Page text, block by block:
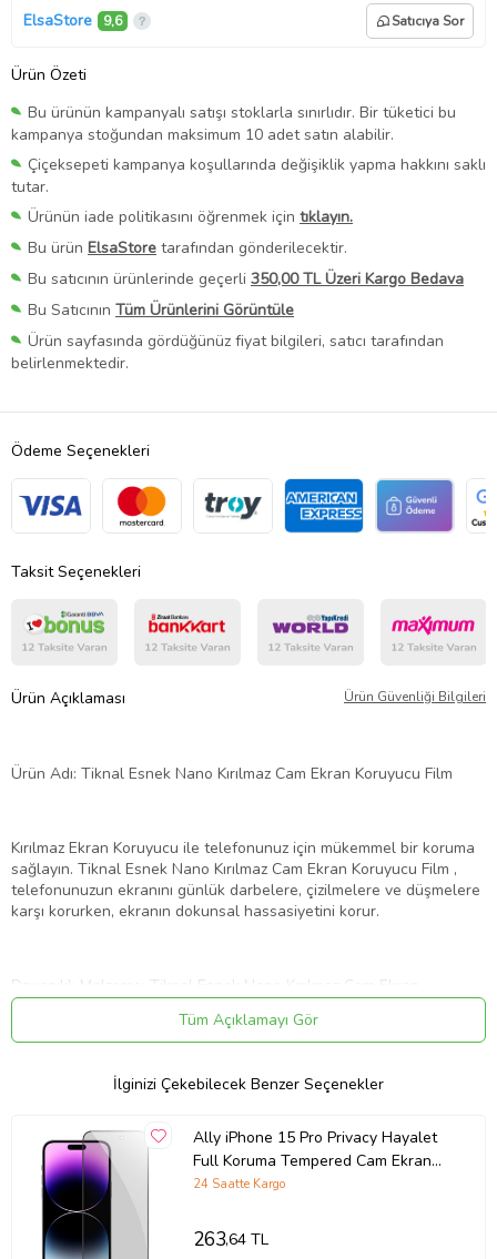
ElsaStore 9,6 Satıcıya Sor
Ürün Özeti
Bu ürünün kampanyalı satışı stoklarla sınırlıdır. Bir tüketici bu
kampanya stoğundan maksimum 10 adet satın alabilir.
Çiçeksepeti kampanya koşullarında değişiklik yapma hakkını saklı
tutar.
Ürünün iade politikasını öğrenmek için tıklayın.
Bu ürün ElsaStore tarafından gönderilecektir.
Bu satıcının ürünlerinde geçerli 350,00 TL Üzeri Kargo Bedava
Bu Satıcının Tüm Ürünlerini Görüntüle
Ürün sayfasında gördüğünüz fiyat bilgileri, satıcı tarafından
belirlenmektedir.
Ödeme Seçenekleri
Taksit Seçenekleri
Ürün Açıklaması Ürün Güvenliği Bilgileri
Ürün Adı: Tiknal Esnek Nano Kırılmaz Cam Ekran Koruyucu Film
Kırılmaz Ekran Koruyucu ile telefonunuz için mükemmel bir koruma
sağlayın. Tiknal Esnek Nano Kırılmaz Cam Ekran Koruyucu Film ,
telefonunuzun ekranını günlük darbelere, çizilmelere ve düşmelere
karşı korurken, ekranın dokunsal hassasiyetini korur.
Dayanıklı Malzeme: Tiknal Esnek Nano Kırılmaz Cam Ekran
Koruyucu Film , son teknoloji ile üretilmiştir. Bu özel malzeme,
ekranınızı her türlü darbeye karşı korur ve çizilmez bir yüzey sunar.
telefonunuzun köşelerine gelen darbelerden bile ekranınız
güvende olur.
Yüksek Şeffaflık:Tiknal Esnek Nano Kırılmaz Cam Ekran Koruyucu
Tüm Açıklamayı Gör
İlginizi Çekebilecek Benzer Seçenekler
Ally iPhone 15 Pro Privacy Hayalet
Full Koruma Tempered Cam Ekran
Koruyucu (Siyah)
24 Saatte Kargo
263,64 TL